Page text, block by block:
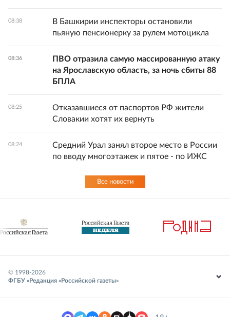
08:38
В Башкирии инспекторы остановили
пьяную пенсионерку за рулем мотоцикла
08:36
ПВО отразила самую массированную атаку
на Ярославскую область, за ночь сбиты 88
БПЛА
08:25
Отказавшиеся от паспортов РФ жители
Словакии хотят их вернуть
08:24
Средний Урал занял второе место в России
по вводу многоэтажек и пятое - по ИЖС
Все новости
© 1998-2026
ФГБУ «Редакция «Российской газеты»